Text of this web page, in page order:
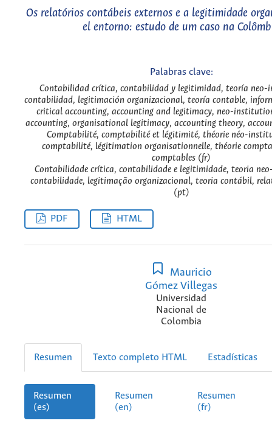
Os relatórios contábeis externos e a legitimidade
el entorno: estudo de um caso na
Palabras clave:
Contabilidad crítica, contabilidad y legitimidad, teoría neo-
contabilidad, legitimación organizacional, teoría contable,
critical accounting, accounting and legitimacy, neo-
accounting, organisational legitimacy, accounting theory,
Comptabilité, comptabilité et légitimité, théorie néo-
comptabilité, légitimation organisationnelle, théorie
comptables (fr)
Contabilidade crítica, contabilidade e legitimidade, teoria
contabilidade, legitimação organizacional, teoria contábil,
(pt)
PDF HTML
Mauricio
Gómez Villegas
Universidad
Nacional de
Colombia
Resumen Texto completo HTML Estadísticas
Resumen
(es)
Resumen
(en)
Resumen
(fr)